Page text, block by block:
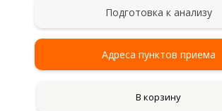
Подготовка к анализу
Адреса пунктов приема
В корзину